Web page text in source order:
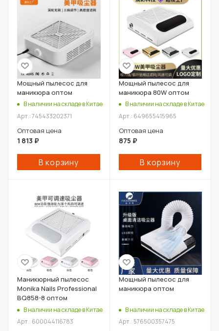
Мощный пылесос для
маникюра оптом
В наличии на складе в Китае
Арт.: 745433202371
Оптовая цена
1 813 ₽
В корзину
Мощный пылесос для
маникюра 80W оптом
В наличии на складе в Китае
Арт.: 649655415965
Оптовая цена
875 ₽
В корзину
Маникюрный пылесос
Monika Nails Professional
BQ858-8 оптом
В наличии на складе в Китае
Арт.: 600044116783
Мощный пылесос для
маникюра оптом
В наличии на складе в Китае
Арт.: 576500357475